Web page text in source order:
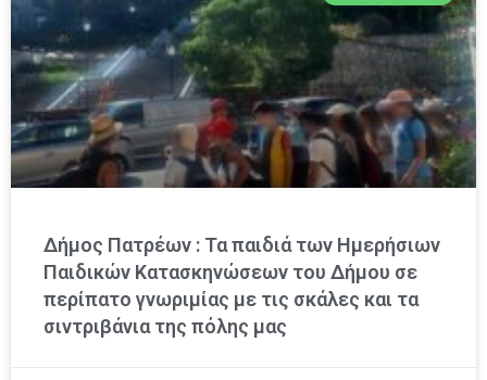
Δήμος Πατρέων : Τα παιδιά των Ημερήσιων
Παιδικών Κατασκηνώσεων του Δήμου σε
περίπατο γνωριμίας με τις σκάλες και τα
σιντριβάνια της πόλης μας